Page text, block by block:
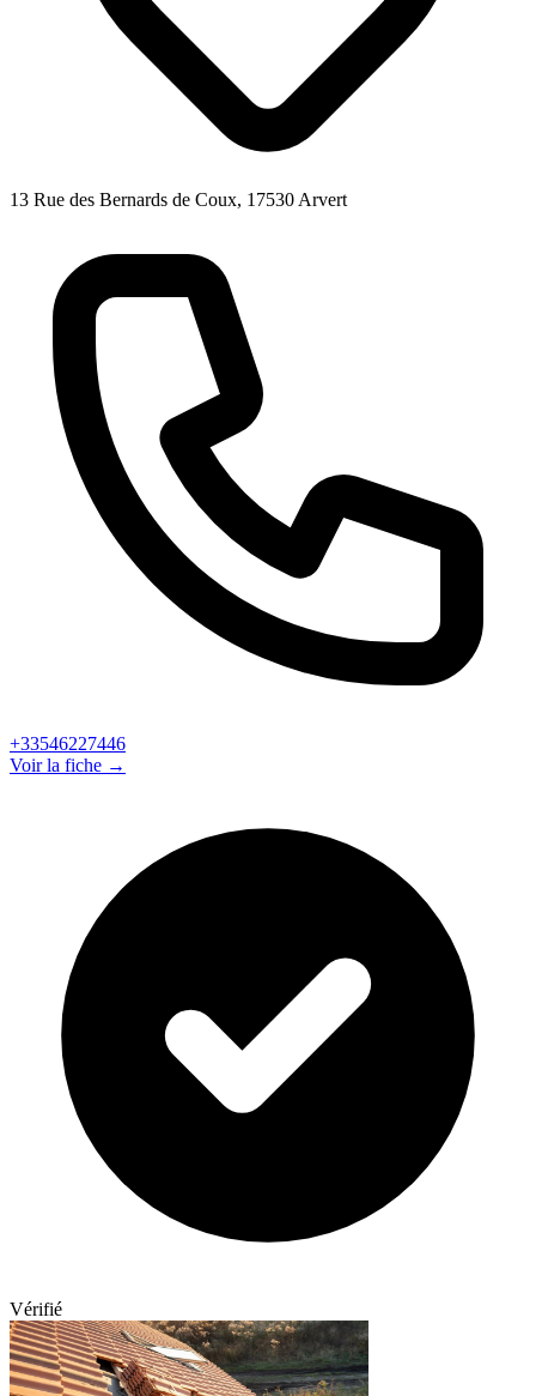
13 Rue des Bernards de Coux, 17530 Arvert
+33546227446
Voir la fiche →
Vérifié